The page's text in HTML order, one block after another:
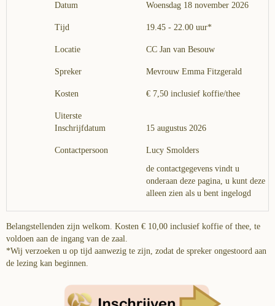
Datum Woensdag 18 november 2026
Tijd 19.45 - 22.00 uur*
Locatie CC Jan van Besouw
Spreker Mevrouw Emma Fitzgerald
Kosten € 7,50 inclusief koffie/thee
Uiterste
Inschrijfdatum
15 augustus 2026
Contactpersoon
Lucy Smolders
de contactgegevens vindt u
onderaan deze pagina, u kunt deze
alleen zien als u bent ingelogd
Belangstellenden zijn welkom. Kosten € 10,00 inclusief koffie of thee, te
voldoen aan de ingang van de zaal.
*Wij verzoeken u op tijd aanwezig te zijn, zodat de spreker ongestoord aan
de lezing kan beginnen.